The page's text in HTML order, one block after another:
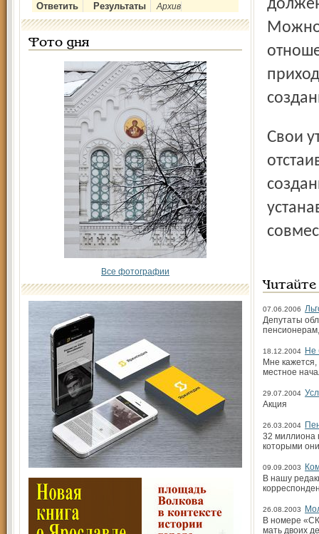
Архив
Фото дня
Все фотографии
Можно
Свои утраченные права офицеры запаса намерены
07.06.2006
Депутаты
18.12.2004
Не
Мне
местное
29.07.2004
Акция
26.03.2004
32 миллиона
которыми
09.09.2003
В нашу
26.08.2003
В номере
мать двоих